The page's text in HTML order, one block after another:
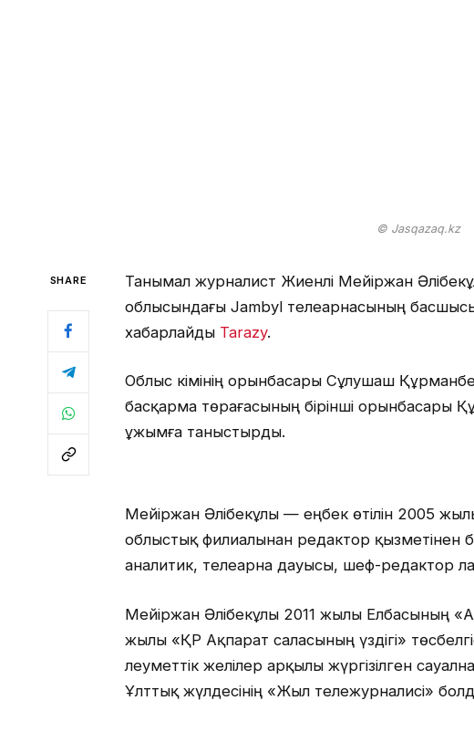
© Jasqazaq.kz
SHARE
Танымал журналист Жиенәлі Мейіржан
облысындағы Jambyl телеарнасының
хабарлайды Tarazy.
Облыс әкімінің орынбасары Сұлушаш
басқарма төрағасының бірінші
ұжымға таныстырды.
Мейіржан Әлібекұлы — еңбек өтілін 2005
облыстық филиалынан редактор қызметінен
аналитик, телеарна дауысы, шеф-редактор
Мейіржан Әлібекұлы 2011 жылы Елбасының
жылы «ҚР Ақпарат саласының үздігі»
әлеуметтік желілер арқылы жүргізілген
Ұлттық жүлдесінің «Жыл тележурналисі»